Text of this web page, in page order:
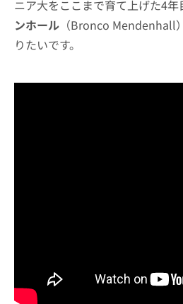
ニア大をここまで育て上げた4年
ンホール （Bronco Mendenhall
りたいです。